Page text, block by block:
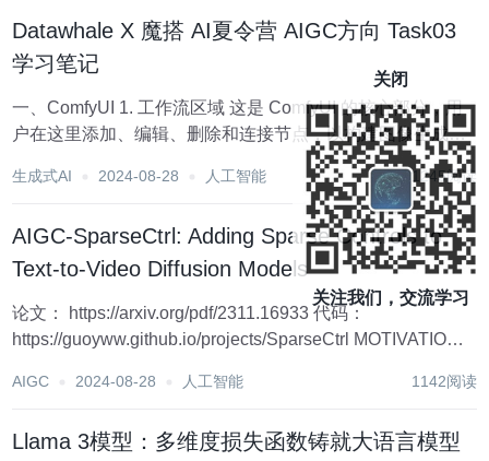
Datawhale X 魔搭 AI夏令营 AIGC方向 Task03
学习笔记
一、ComfyUI 1. 工作流区域 这是 ComfyUI 的核心部分，用
户在这里添加、编辑、删除和连接节点，以构建图像生成的
组成部分，每个节点代表一个特定的功能，如 Load...
生成式AI 2024-08-28 人工智能 1245阅读
AIGC-SparseCtrl: Adding Sparse Controls to
Text-to-Video Diffusion Models
论文： https://arxiv.org/pdf/2311.16933 代码：
https://guoyww.github.io/projects/SparseCtrl MOTIVATION
AIGC 2024-08-28 人工智能 1142阅读
Llama 3模型：多维度损失函数铸就大语言模型
关闭
关注我们，交流学习